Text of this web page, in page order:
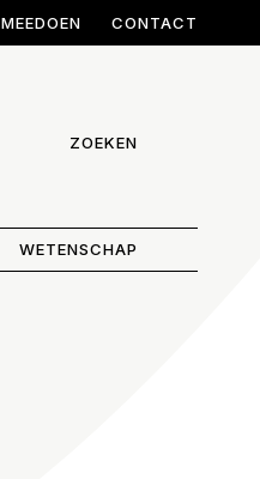
MEEDOEN CONTACT
ZOEKEN
WETENSCHAP